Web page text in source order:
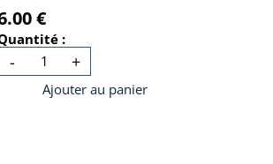
€
:
- +
Ajouter au panier